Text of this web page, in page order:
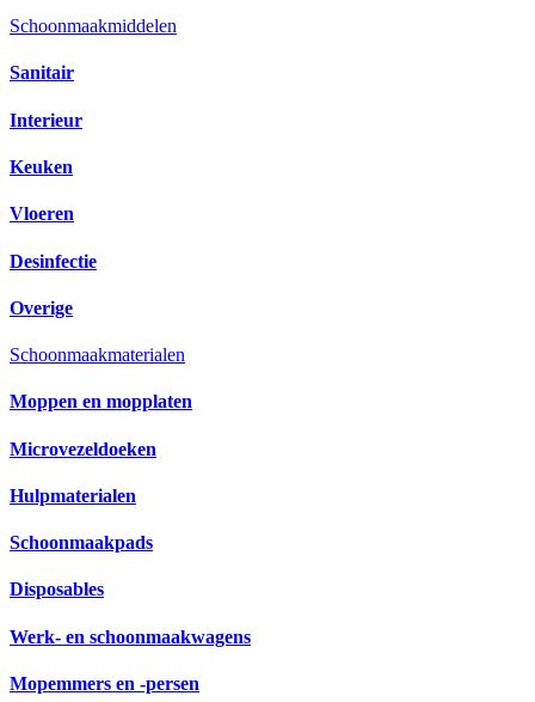
Schoonmaakmiddelen
Sanitair
Interieur
Keuken
Vloeren
Desinfectie
Overige
Schoonmaakmaterialen
Moppen en mopplaten
Microvezeldoeken
Hulpmaterialen
Schoonmaakpads
Disposables
Werk- en schoonmaakwagens
Mopemmers en -persen